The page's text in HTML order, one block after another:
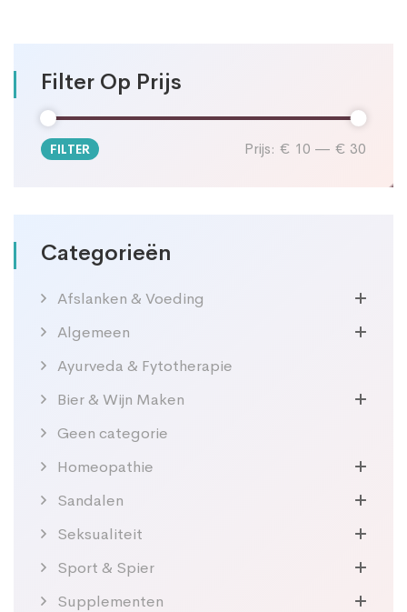
Filter Op Prijs
Min.
Max.
FILTER Prijs: € 10 — € 30
Categorieën
Afslanken & Voeding
Algemeen
Ayurveda & Fytotherapie
Bier & Wijn Maken
Geen categorie
Homeopathie
Sandalen
Seksualiteit
Sport & Spier
Supplementen